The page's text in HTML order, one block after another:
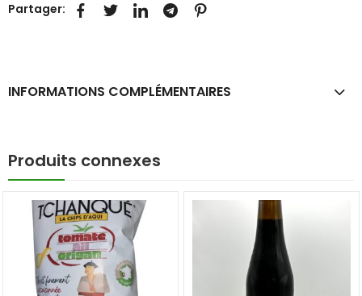
Partager:
INFORMATIONS COMPLÉMENTAIRES
Produits connexes